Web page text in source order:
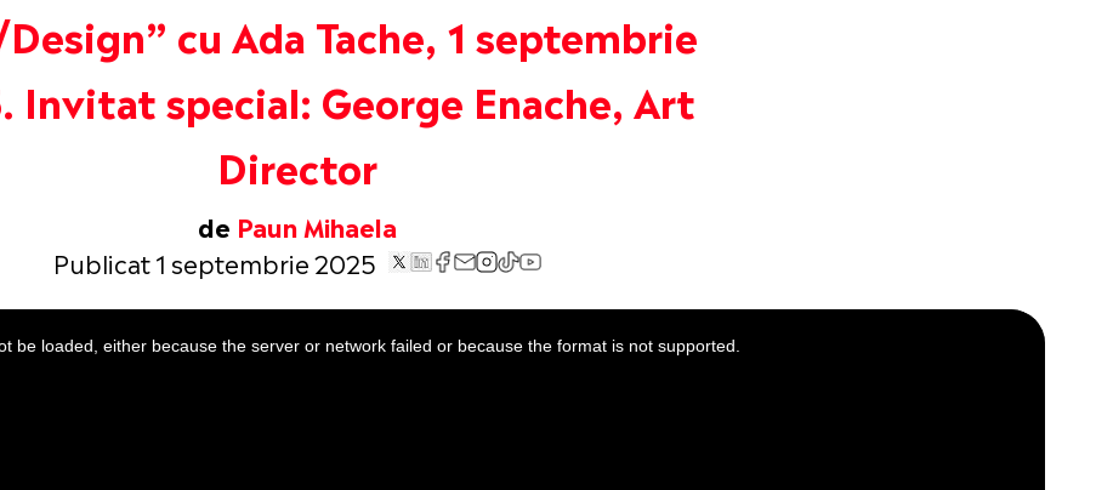
cu Ada Tache, 1 septembrie
Invitat special: George Enache, Art
Director
de Paun Mihaela
Publicat 1 septembrie 2025
be loaded, either because the server or network failed or because the format is not supported.